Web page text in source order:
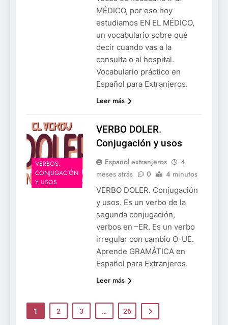
MÉDICO, por eso hoy
estudiamos EN EL MÉDICO,
un vocabulario sobre qué
decir cuando vas a la
consulta o al hospital.
Vocabulario práctico en
Español para Extranjeros.
Leer más
VERBOS.
CONJUGACIÓN
Y USOS
VERBO DOLER.
Conjugación y usos
Español extranjeros
4
meses atrás
0 4 minutos
VERBO DOLER. Conjugación
y usos. Es un verbo de la
segunda conjugación,
verbos en –ER. Es un verbo
irregular con cambio O-UE.
Aprende GRAMÁTICA en
Español para Extranjeros.
Leer más
1 2 3 … 26